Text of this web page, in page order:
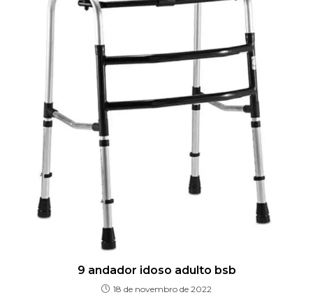
9 andador idoso adulto bsb
18 de novembro de 2022